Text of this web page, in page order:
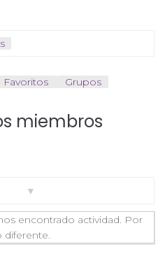
Favoritos Grupos
miembros
encontrado actividad. Por
diferente.